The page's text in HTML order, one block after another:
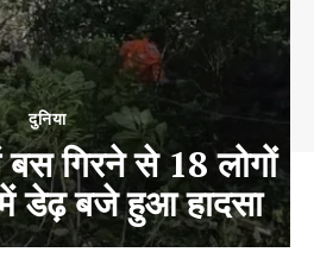
दुनिया
बस गिरने से 18 लोगों
डेढ़ बजे हुआ हादसा